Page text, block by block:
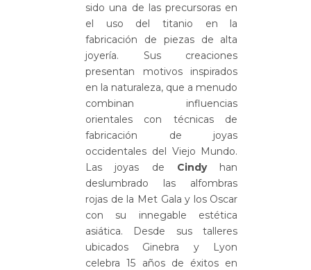
sido una de las precursoras en
el uso del titanio en la
fabricación de piezas de alta
joyería. Sus creaciones
presentan motivos inspirados
en la naturaleza, que a menudo
combinan influencias
orientales con técnicas de
fabricación de joyas
occidentales del Viejo Mundo.
Las joyas de Cindyhan
deslumbrado las alfombras
rojas de la Met Gala y los Oscar
con su innegable estética
asiática. Desde sus talleres
ubicados Ginebra y Lyon
celebra 15 años de éxitos en